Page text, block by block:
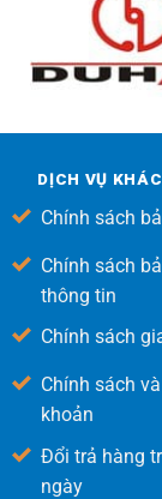
DỊCH VỤ
Chính sách
Chính sách
thông tin
Chính sách
Chính sách
khoản
Đổi trả hàng
ngày